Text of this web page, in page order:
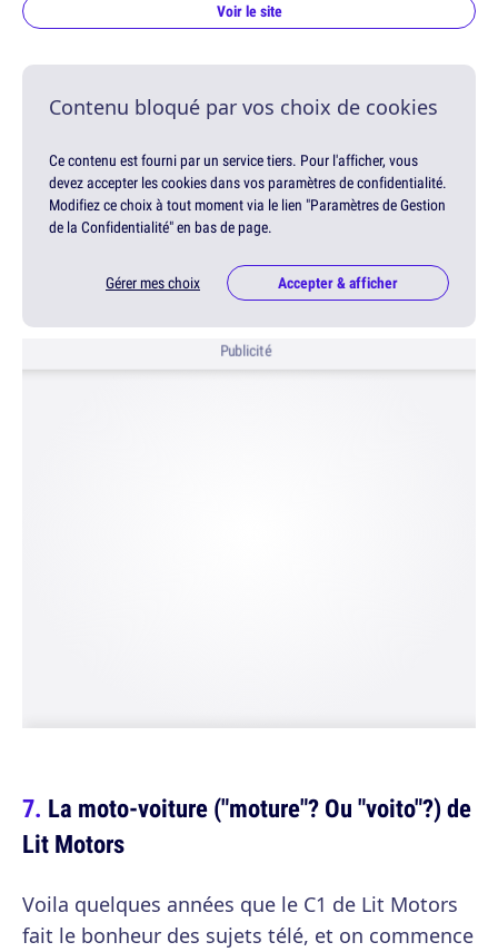
Voir le site
Contenu bloqué par vos choix de cookies
Ce contenu est fourni par un service tiers. Pour l'afficher, vous
devez accepter les cookies dans vos paramètres de confidentialité.
Modifiez ce choix à tout moment via le lien "Paramètres de Gestion
de la Confidentialité" en bas de page.
Gérer mes choix Accepter & afficher
Publicité
La moto-voiture ("moture"? Ou "voito"?) de
Lit Motors
Voila quelques années que le C1 de Lit Motors
fait le bonheur des sujets télé, et on commence